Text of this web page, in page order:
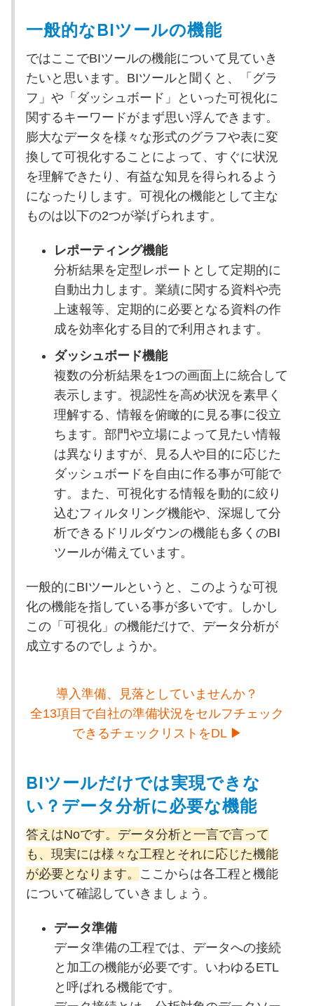
一般的なBIツールの機能
ではここでBIツールの機能について見ていき
たいと思います。BIツールと聞くと、「グラ
フ」や「ダッシュボード」といった可視化に
関するキーワードがまず思い浮んできます。
膨大なデータを様々な形式のグラフや表に変
換して可視化することによって、すぐに状況
を理解できたり、有益な知見を得られるよう
になったりします。可視化の機能として主な
ものは以下の2つが挙げられます。
レポーティング機能
分析結果を定型レポートとして定期的に
自動出力します。業績に関する資料や売
上速報等、定期的に必要となる資料の作
成を効率化する目的で利用されます。
ダッシュボード機能
複数の分析結果を1つの画面上に統合して
表示します。視認性を高め状況を素早く
理解する、情報を俯瞰的に見る事に役立
ちます。部門や立場によって見たい情報
は異なりますが、見る人や目的に応じた
ダッシュボードを自由に作る事が可能で
す。また、可視化する情報を動的に絞り
込むフィルタリング機能や、深堀して分
析できるドリルダウンの機能も多くのBI
ツールが備えています。
一般的にBIツールというと、このような可視
化の機能を指している事が多いです。しかし
この「可視化」の機能だけで、データ分析が
成立するのでしょうか。
導入準備、見落としていませんか？
全13項目で自社の準備状況をセルフチェック
できるチェックリストをDL ▶
BIツールだけでは実現できな
い？データ分析に必要な機能
答えはNoです。データ分析と一言で言って
も、現実には様々な工程とそれに応じた機能
が必要となります。
ここからは各工程と機能
について確認していきましょう。
データ準備
データ準備の工程では、データへの接続
と加工の機能が必要です。いわゆるETL
と呼ばれる機能です。